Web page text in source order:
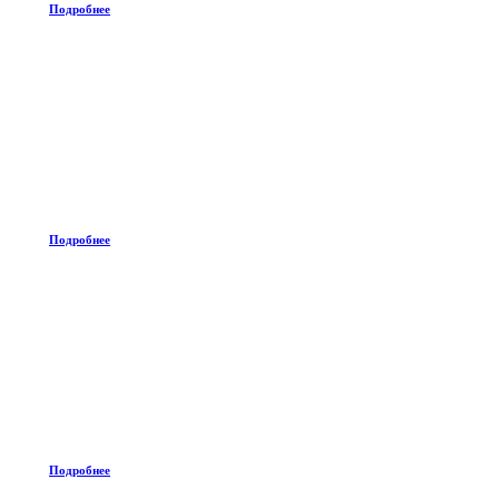
Подробнее
Подробнее
Подробнее